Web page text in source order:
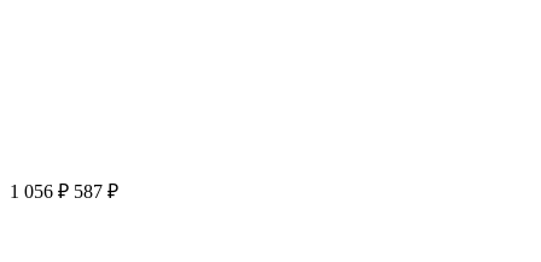
1 056 ₽ 587 ₽